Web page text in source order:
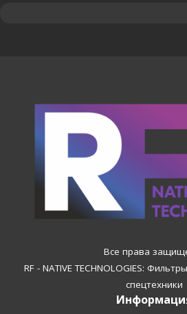
Все права
RF - NATIVE TECHNOLOGIES:
спецтехники